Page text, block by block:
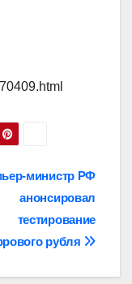
министр РФ
анонсировал
тестирование
рубля